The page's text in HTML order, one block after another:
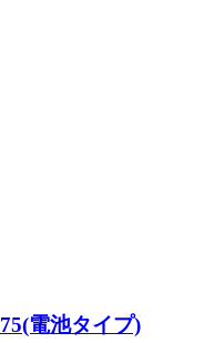
電池タイプ)